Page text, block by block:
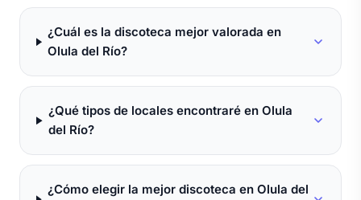
¿Cuál es la discoteca mejor valorada en
Olula del Río?
¿Qué tipos de locales encontraré en Olula
del Río?
¿Cómo elegir la mejor discoteca en Olula del